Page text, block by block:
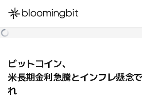
한국어
ビットコイン、
米長期金利急騰とインフレ懸念
れ